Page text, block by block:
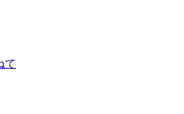
て